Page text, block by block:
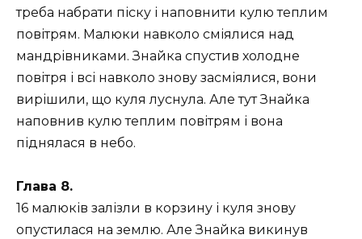
треба набрати піску і наповнити кулю теплим
повітрям. Малюки навколо сміялися над
мандрівниками. Знайка спустив холодне
повітря і всі навколо знову засміялися, вони
вирішили, що куля луснула. Але тут Знайка
наповнив кулю теплим повітрям і вона
піднялася в небо.
Глава 8.
16 малюків залізли в корзину і куля знову
опустилася на землю. Але Знайка викинув